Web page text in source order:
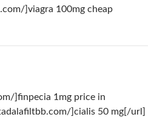
]viagra 100mg cheap
]finpecia 1mg price in
]cialis 50 mg[/url]